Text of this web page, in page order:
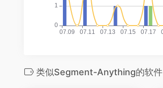
类似Segment-Anything的软件